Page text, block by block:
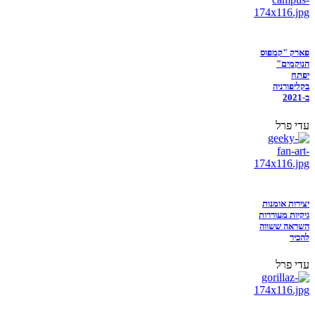
פארק "קמפוס
הנוקמים"
יפתח
בקליפורניה
ב-2021
עדי פרל
יצירות אומנות
גיקיות מעוררות
השראה ששווה
להכיר
עדי פרל